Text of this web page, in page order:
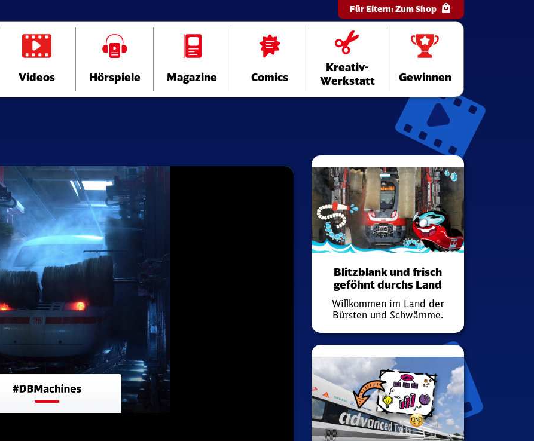
Videos Hörspiele Magazine Comics
Kreativ-
Werkstatt
Gewinnen
Für Eltern:Zum Shop
Blitzblank und frisch
geföhnt durchs Land
Willkommen im Land der
Bürsten und Schwämme.